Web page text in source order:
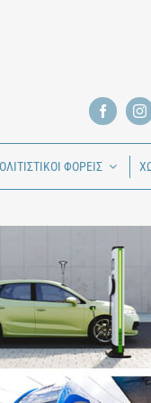
ΦΟΡΕΙΣ